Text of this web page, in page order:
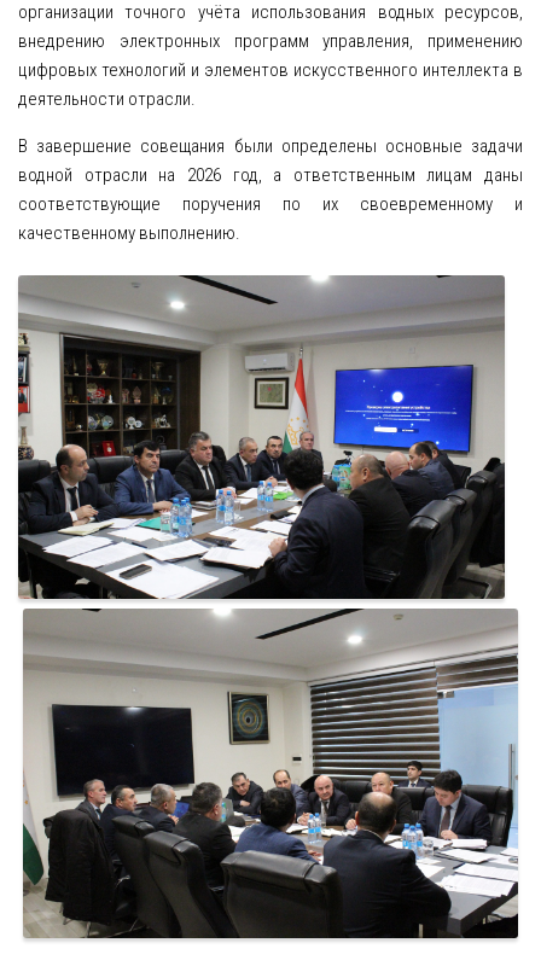
СТРАТЕГИИ
БАССЕЙНОВЫЕ ПЛАНЫ
ПРОЕКТЫ
РЕАЛИЗУЕМЫЕ ПРОЕКТЫ
Другие проекты
РЕАЛИЗОВАННЫЕ ПРОЕКТЫ
Мелиорация и ирригация
Питьевое водоснабжение
Другие проекты
ВКЛАД ПАРТНЕРОВ
ОТЧЕТЫ ПРОЕКТОВ
БИБЛИОТЕКА
КОНТАКТЫ
организации точного учёта использования водных ресурсов,
внедрению электронных программ управления, применению
цифровых технологий и элементов искусственного интеллекта в
деятельности отрасли.
В завершение совещания были определены основные задачи
водной отрасли на 2026 год, а ответственным лицам даны
соответствующие поручения по их своевременному и
качественному выполнению.